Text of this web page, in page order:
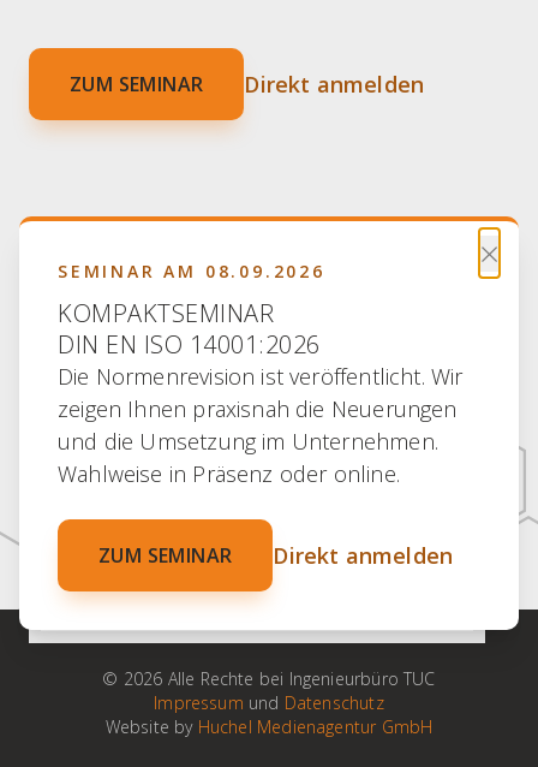
ZUM SEMINAR Direkt anmelden
×
SEMINAR AM 08.09.2026
KOMPAKTSEMINAR
DIN EN ISO 14001:2026
Die Normenrevision ist veröffentlicht. Wir
zeigen Ihnen praxisnah die Neuerungen
und die Umsetzung im Unternehmen.
Wahlweise in Präsenz oder online.
ZUM SEMINAR Direkt anmelden
30 JAHRE ERFAHRUNG
30 JAHRE PARTNERSCHAFT
30 JAHRE KOMPETENZ
30 JAHRE ENGAGEMENT
100 % VERTRAUEN
© 2026 Alle Rechte bei Ingenieurbüro TUC
Impressum und Datenschutz
Website by Huchel Medienagentur GmbH